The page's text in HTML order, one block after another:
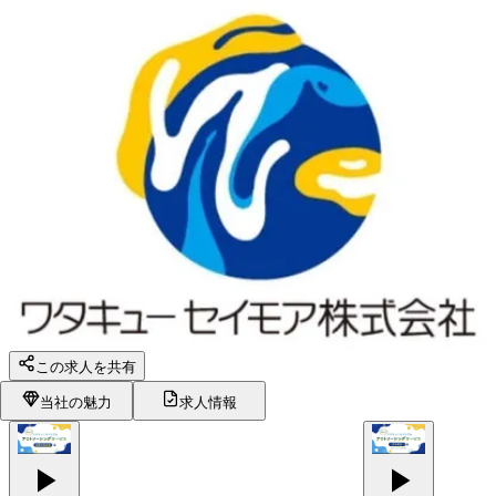
この求人を共有
当社の魅力 求人情報